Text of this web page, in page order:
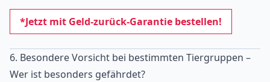
*Jetzt mit Geld-zurück-Garantie bestellen!
6. Besondere Vorsicht bei bestimmten Tiergruppen –
Wer ist besonders gefährdet?